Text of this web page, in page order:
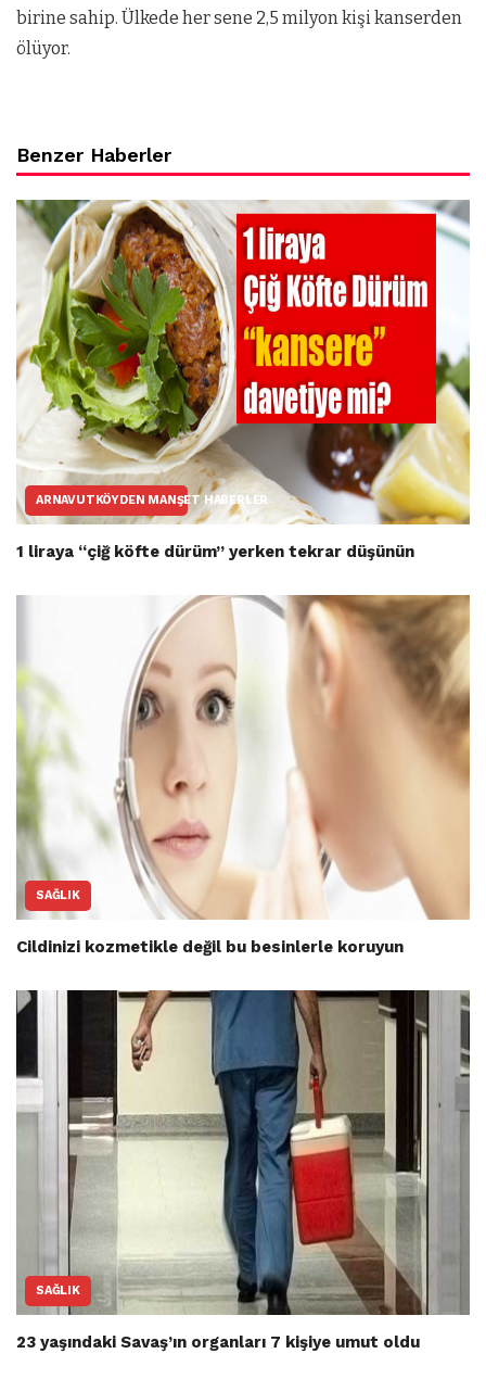
birine sahip. Ülkede her sene 2,5 milyon kişi kanserden
ölüyor.
Benzer Haberler
ARNAVUTKÖYDEN MANŞET HABERLER
1 liraya “çiğ köfte dürüm” yerken tekrar düşünün
SAĞLIK
Cildinizi kozmetikle değil bu besinlerle koruyun
SAĞLIK
23 yaşındaki Savaş’ın organları 7 kişiye umut oldu